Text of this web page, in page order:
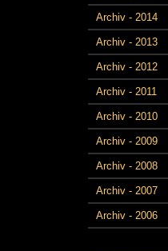
Archiv - 2014
Archiv - 2013
Archiv - 2012
Archiv - 2011
Archiv - 2010
Archiv - 2009
Archiv - 2008
Archiv - 2007
Archiv - 2006